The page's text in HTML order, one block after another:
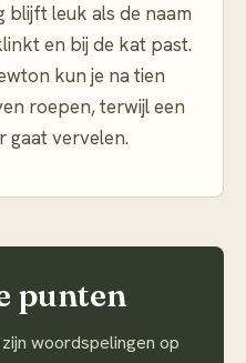
blijft leuk als de naam
en bij de kat past.
kun je na tien
roepen, terwijl een
gaat vervelen.
punten
woordspelingen op